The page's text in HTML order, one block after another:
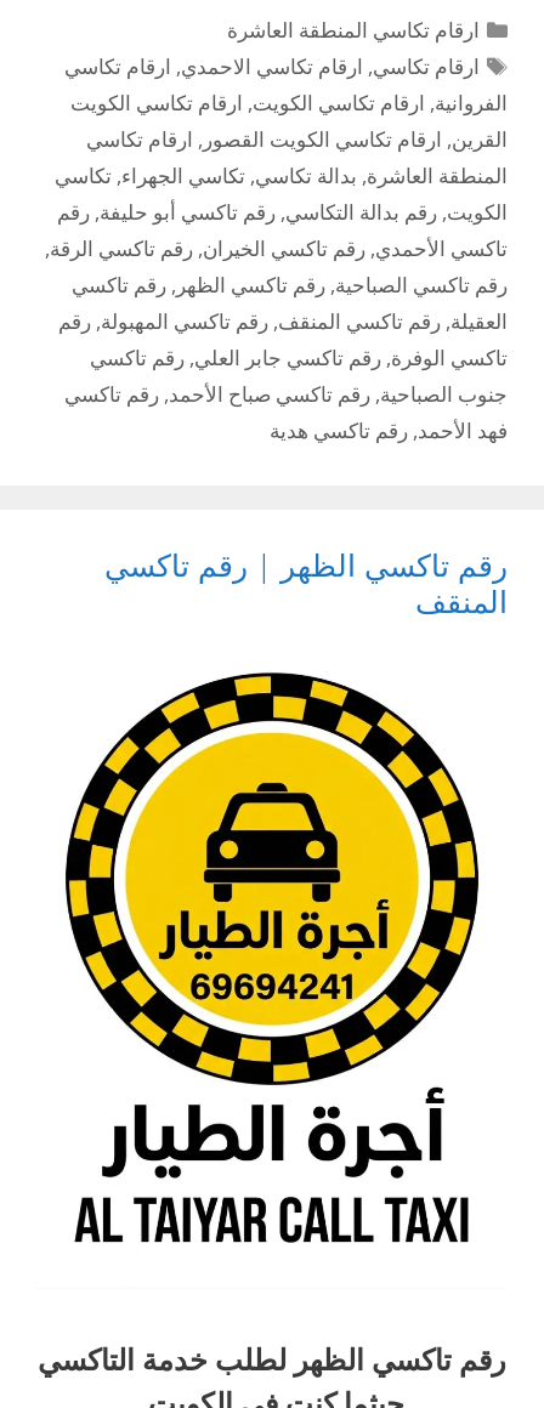
التصنيفات
ارقام تكاسي المنطقة العاشرة
الوسوم
ارقام تكاسي, ارقام تكاسي الاحمدي, ارقام تكاسي
الفروانية, ارقام تكاسي الكويت, ارقام تكاسي الكويت
القرين, ارقام تكاسي الكويت القصور , ارقام تكاسي
المنطقة العاشرة, بدالة تكاسي, تكاسي الجهراء, تكاسي
الكويت, رقم بدالة التكاسي, رقم تاكسي أبو حليفة, رقم
تاكسي الأحمدي, رقم تاكسي الخيران, رقم تاكسي الرقة,
رقم تاكسي الصباحية, رقم تاكسي الظهر , رقم تاكسي
العقيلة, رقم تاكسي المنقف, رقم تاكسي المهبولة, رقم
تاكسي الوفرة, رقم تاكسي جابر العلي, رقم تاكسي
جنوب الصباحية, رقم تاكسي صباح الأحمد, رقم تاكسي
فهد الأحمد, رقم تاكسي هدية
رقم تاكسي الظهر | رقم تاكسي
المنقف
رقم تاكسي الظهر لطلب خدمة التاكسي